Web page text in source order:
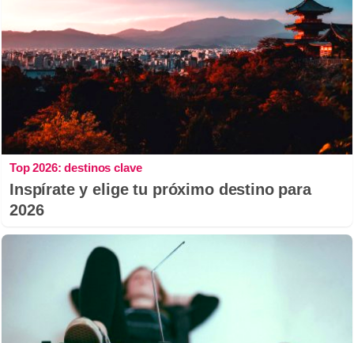
Top 2026: destinos clave
Inspírate y elige tu próximo destino para
2026